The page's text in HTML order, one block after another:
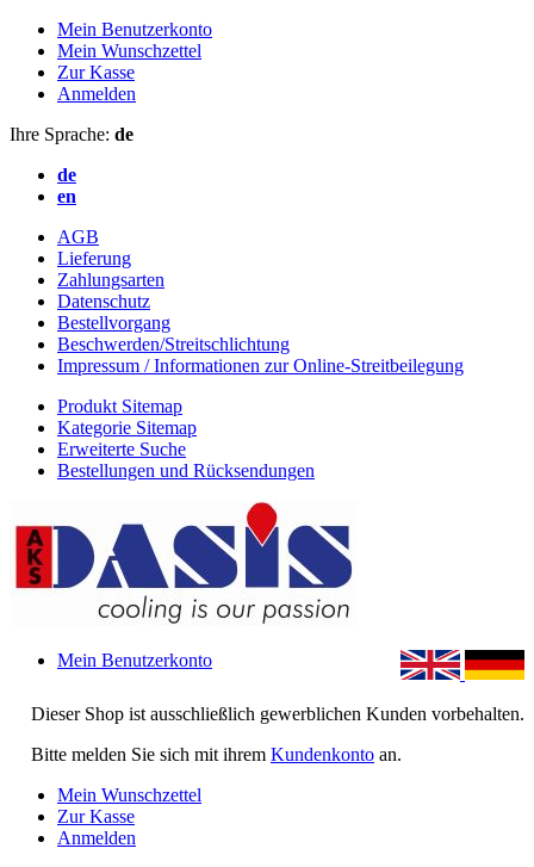
Mein Benutzerkonto
Mein Wunschzettel
Zur Kasse
Anmelden
Ihre Sprache: de
de
en
AGB
Lieferung
Zahlungsarten
Datenschutz
Bestellvorgang
Beschwerden/Streitschlichtung
Impressum / Informationen zur Online-Streitbeilegung
Produkt Sitemap
Kategorie Sitemap
Erweiterte Suche
Bestellungen und Rücksendungen
Dieser Shop ist ausschließlich gewerblichen Kunden vorbehalten.
Bitte melden Sie sich mit ihrem Kundenkonto an.
Mein Benutzerkonto
Mein Wunschzettel
Zur Kasse
Anmelden